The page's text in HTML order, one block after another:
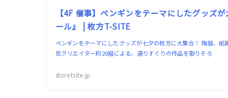
【4F 催事】ペンギンをテーマにしたグッズ
ール』 | 枚方T-SITE
ペンギンをテーマにしたグッズが七夕の枚方に大集合！ 陶器、紙
気クリエイター約20組による、選りすぐりの作品を取りそろ…
store.tsite.jp